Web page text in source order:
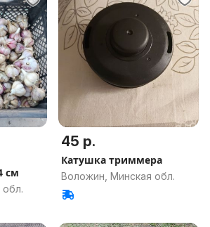
см
45 р.
Катушка триммера
Воложин, Минская обл.